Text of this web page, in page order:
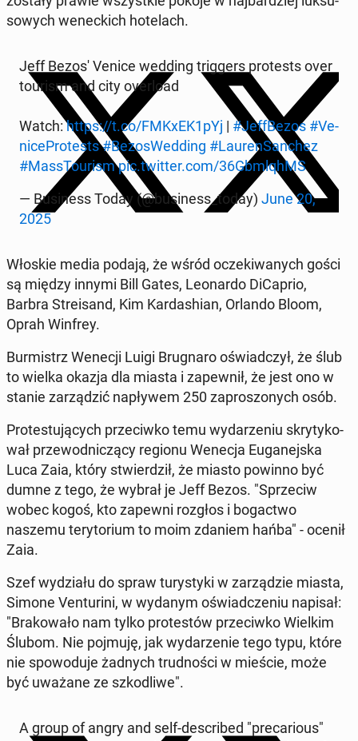
so­wych we­nec­kich ho­te­lach.
Jeff Bezos' Venice wedding trig­gers pro­te­sts over
tourism and city over­lo­ad
Watch:https://t.co/FMKxEK1pYj | #Jef­fBe­zos #Ve­
ni­ce­Pro­te­sts#Bez­osWed­ding #Lau­ren­San­chez
#Mas­sTo­urismpic.twitter.com/36Gbm­lqhMS
— Bu­si­ness Today (@bu­si­ness_today) June 20,
2025
Włoskie media podają, że wśród ocze­ki­wa­nych gości
są między innymi Bill Gates, Le­onar­do Di­Ca­prio,
Barbra Stre­isand, Kim Kar­da­shian, Orlando Bloom,
Oprah Winfrey.
Bur­mistrz Wenecji Luigi Bru­gna­ro oświad­czył, że ślub
to wielka okazja dla miasta i za­pew­nił, że jest ono w
stanie za­rzą­dzić na­pły­wem 250 za­pro­szo­nych osób.
Pro­te­stu­ją­cych prze­ciw­ko temu wy­da­rze­niu skry­ty­ko­
wał prze­wod­ni­czą­cy regionu Wenecja Eu­ga­nej­ska
Luca Zaia, który stwier­dził, że miasto powinno być
dumne z tego, że wybrał je Jeff Bezos. "Sprze­ciw
wobec kogoś, kto zapewni rozgłos i bo­gac­two
naszemu te­ry­to­rium to moim zdaniem hańba" - ocenił
Zaia.
Szef wy­dzia­łu do spraw tu­ry­sty­ki w za­rzą­dzie miasta,
Simone Ven­tu­ri­ni, w wydanym oświad­cze­niu napisał:
"Bra­ko­wa­ło nam tylko pro­te­stów prze­ciw­ko Wielkim
Ślubom. Nie pojmuję, jak wy­da­rze­nie tego typu, które
nie spo­wo­du­je żadnych trud­no­ści w mieście, może
być uważane ze szko­dli­we".
A group of angry and self-de­scri­bed "pre­ca­rio­us"